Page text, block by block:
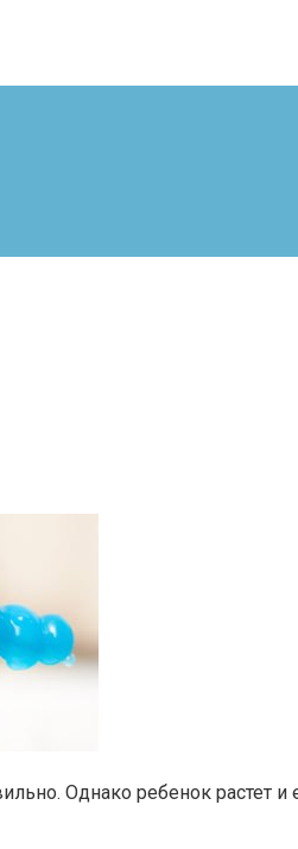
Однако ребенок растет и